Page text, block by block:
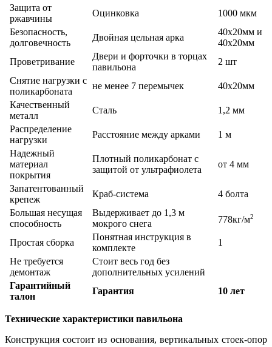
Защита от
ржавчины
Оцинковка
1000 мкм
Безопасность,
долговечность
Двойная цельная арка
40х20мм и
40х20мм
Проветривание
Двери и форточки в торцах
павильона
2 шт
Снятие нагрузки с
поликарбоната
не менее 7 перемычек
40х20мм
Качественный
металл
Сталь
1,2 мм
Распределение
нагрузки
Расстояние между арками
1 м
Надежный
материал
покрытия
Плотный поликарбонат с
защитой от ультрафиолета
от 4 мм
Запатентованный
крепеж
Краб-система
4 болта
Большая несущая
способность
Выдерживает до 1,3 м
мокрого снега
778кг/м2
Простая сборка
Понятная инструкция в
комплекте
1
Не требуется
демонтаж
Стоит весь год без
дополнительных усилений
Гарантийный
талон
Гарантия 10 лет
Технические характеристики павильона
Конструкция состоит из основания, вертикальных стоек-опор